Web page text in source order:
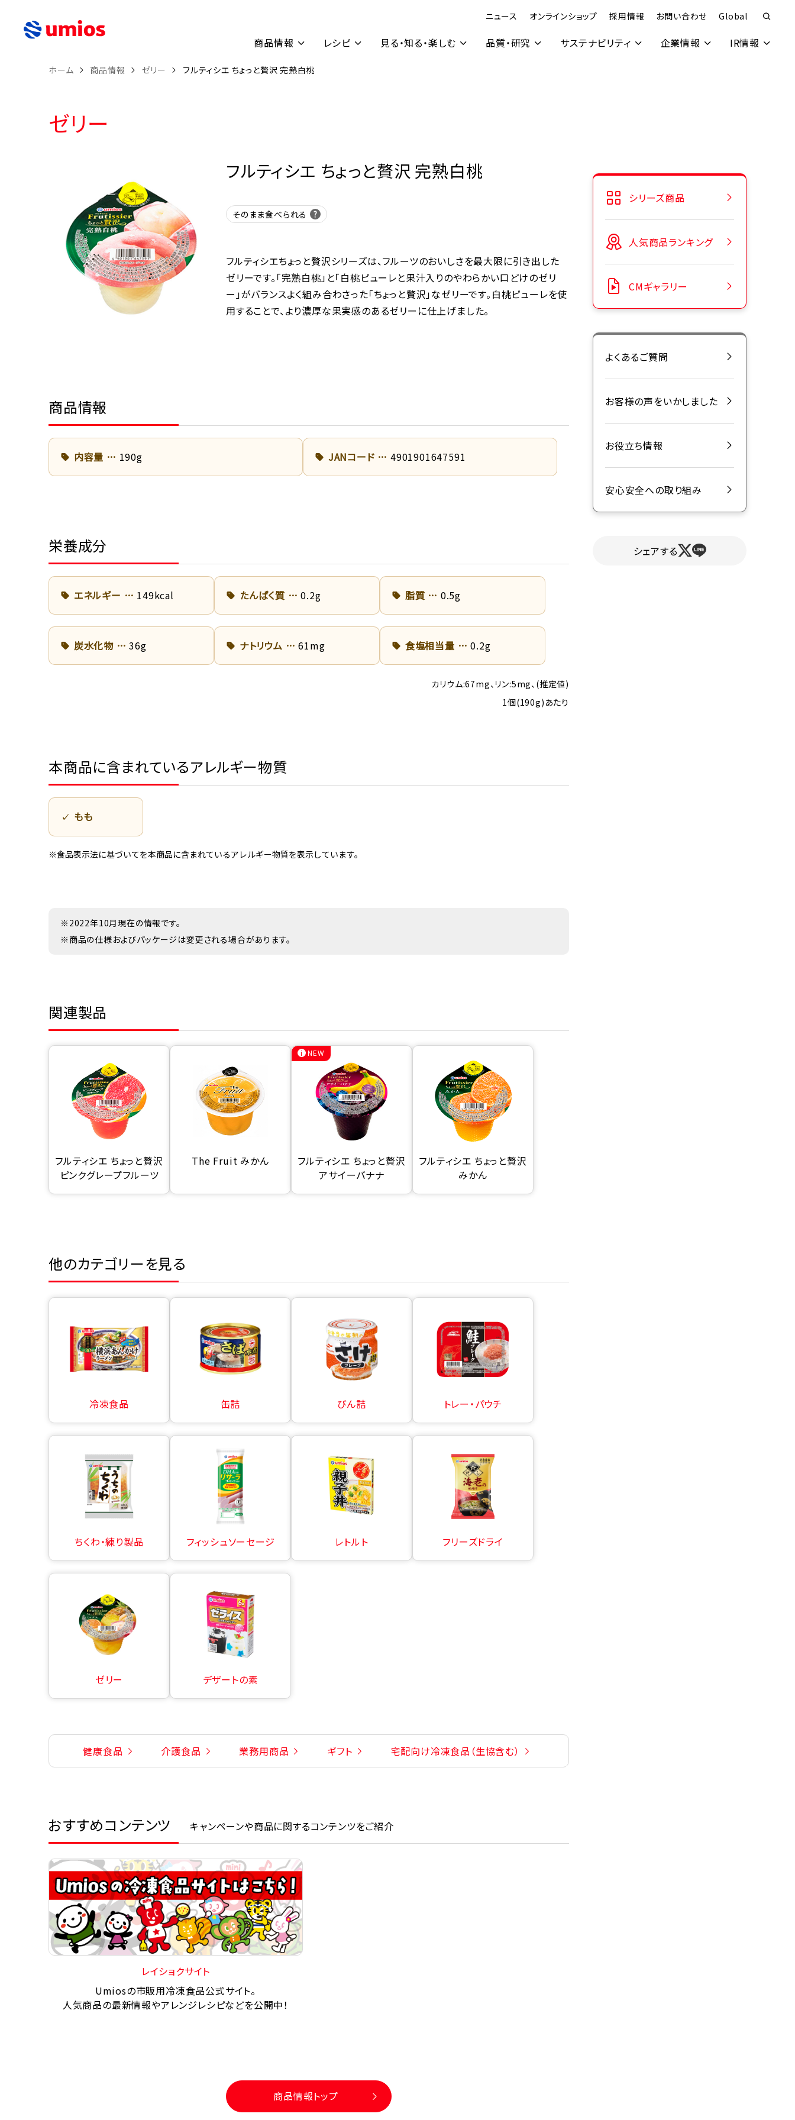
ニュース オンラインショップ 採用情報 お問い合わせ Global
商品情報 レシピ 見る・知る・楽しむ 品質・研究 サステナビリティ 企業情報 IR情報
ホーム 商品情報 ゼリー フルティシエ ちょっと贅沢 完熟白桃
ゼリー
フルティシエ ちょっと贅沢 完熟白桃
そのまま食べられる
フルティシエちょっと贅沢シリーズは、フルーツのおいしさを最大限に引き出した
ゼリーです。「完熟白桃」と「白桃ピューレと果汁入りのやわらかい口どけのゼリ
ー」がバランスよく組み合わさった「ちょっと贅沢」なゼリーです。白桃ピューレを使
用することで、より濃厚な果実感のあるゼリーに仕上げました。
商品情報
内容量 190g JANコード 4901901647591
栄養成分
エネルギー 149kcal たんぱく質 0.2g 脂質 0.5g
炭水化物 36g ナトリウム 61mg 食塩相当量 0.2g
カリウム:67mg、リン:5mg、(推定値)
1個(190g)あたり
本商品に含まれているアレルギー物質
もも
※食品表示法に基づいてを本商品に含まれているアレルギー物質を表示しています。
※2022年10月現在の情報です。
※商品の仕様およびパッケージは変更される場合があります。
関連製品
フルティシエ ちょっと贅沢
ピンクグレープフルーツ
The Fruit みかん
フルティシエ ちょっと贅沢
アサイーバナナ
NEW
フルティシエ ちょっと贅沢
みかん
他のカテゴリーを見る
冷凍食品 缶詰 びん詰 トレー・パウチ
ちくわ・練り製品 フィッシュソーセージ レトルト フリーズドライ
ゼリー デザートの素
健康食品 介護食品 業務用商品 ギフト 宅配向け冷凍食品（生協含む）
おすすめコンテンツ キャンペーンや商品に関するコンテンツをご紹介
レイショクサイト
Umiosの市販用冷凍食品公式サイト。
人気商品の最新情報やアレンジレシピなどを公開中！
商品情報トップ
シリーズ商品
人気商品ランキング
CMギャラリー
よくあるご質問
お客様の声をいかしました
お役立ち情報
安心安全への取り組み
シェアする